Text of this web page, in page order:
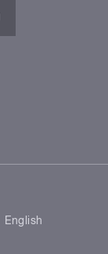
English